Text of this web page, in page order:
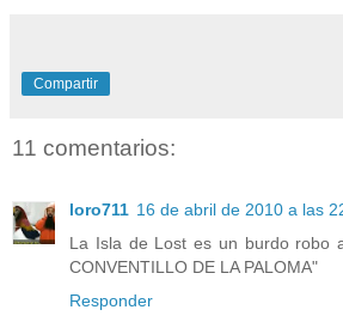
Compartir
11 comentarios:
loro711 16 de abril de 2010 a las
La Isla de Lost es un burdo robo
CONVENTILLO DE LA PALOMA"
Responder